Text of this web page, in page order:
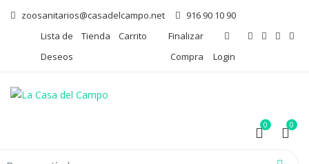
zoosanitarios@casadelcampo.net
916 90 10 90
Lista de
Deseos
Tienda Carrito
Finalizar
Compra
Login
0 0